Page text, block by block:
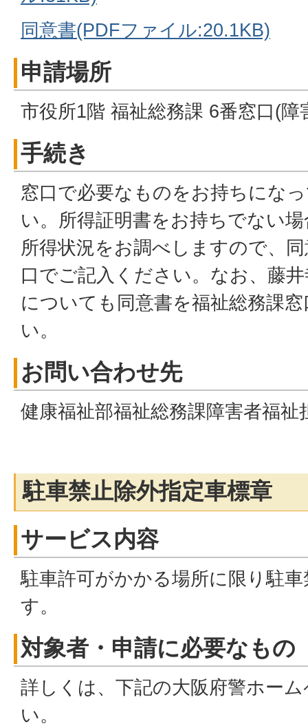
同意書(PDFファイル:20.1KB)
申請場所
市役所1階 福祉総務課 6番窓口(障
手続き
窓口で必要なものをお持ちにな
い。所得証明書をお持ちでない
所得状況をお調べしますので、
口でご記入ください。なお、藤
についても同意書を福祉総務課
い。
お問い合わせ先
健康福祉部福祉総務課障害者福祉
駐車禁止除外指定車標章
サービス内容
駐車許可がかかる場所に限り駐
す。
対象者・申請に必要なもの
詳しくは、下記の大阪府警ホー
い。